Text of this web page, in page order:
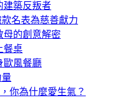
建築反叛者
名表為慈善獻力
母的創意解密
餐桌
歐風餐廳
量
你為什麼愛生氣？